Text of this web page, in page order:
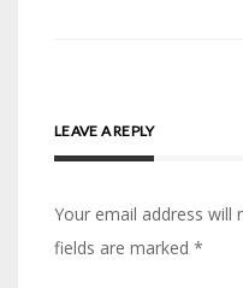
LEAVE A REPLY
Your email address will
fields are marked *